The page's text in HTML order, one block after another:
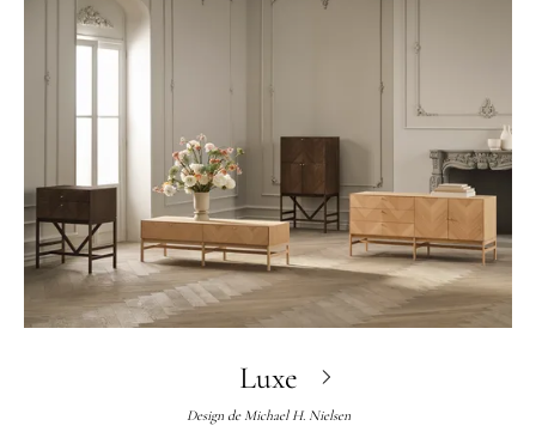
Luxe
Design de Michael H. Nielsen